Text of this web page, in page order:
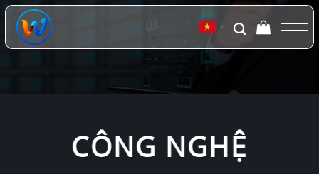
Chuyển
đến
dung
▼
CÔNG NGHỆ